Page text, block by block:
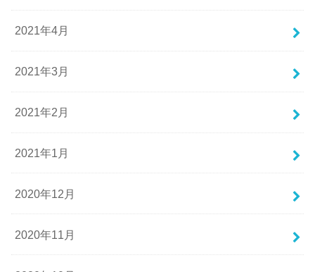
2021年4月
2021年3月
2021年2月
2021年1月
2020年12月
2020年11月